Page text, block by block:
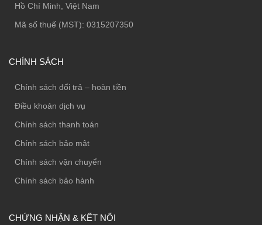
Hồ Chí Minh, Việt Nam
Mã số thuế (MST): 0315207350
CHÍNH SÁCH
Chính sách đổi trả – hoàn tiền
Điều khoản dịch vụ
Chính sách thanh toán
Chính sách bảo mật
Chính sách vận chuyển
Chính sách bảo hành
CHỨNG NHẬN & KẾT NỐI